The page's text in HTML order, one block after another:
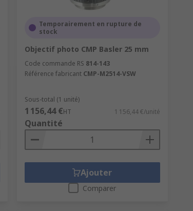
Temporairement en rupture de
stock
Objectif photo CMP Basler 25 mm
Code commande RS 814-143
Référence fabricant CMP-M2514-VSW
Sous-total (1 unité)
1 156,44 €HT 1 156,44 €/unité
Quantité
Ajouter
Comparer